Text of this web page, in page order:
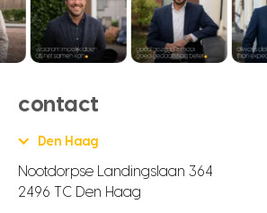
contact
Den Haag
Nootdorpse Landingslaan 364
2496 TC Den Haag